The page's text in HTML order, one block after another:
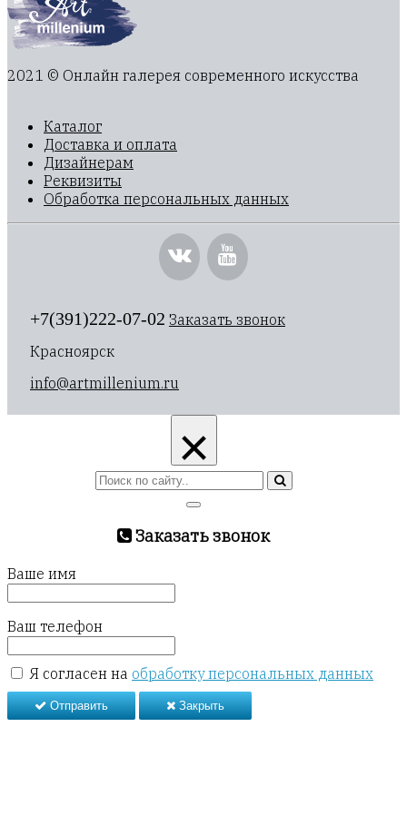
2021 © Онлайн галерея современного искусства
Каталог
Доставка и оплата
Дизайнерам
Реквизиты
Обработка персональных данных
+7(391)222-07-02 Заказать звонок
Красноярск
info@artmillenium.ru
×
Заказать звонок
Ваше имя
Ваш телефон
Я согласен на обработку персональных данных
Отправить Закрыть